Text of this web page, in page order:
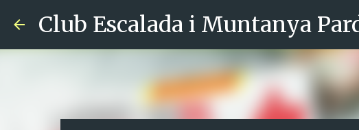
Club Escalada i Muntanya